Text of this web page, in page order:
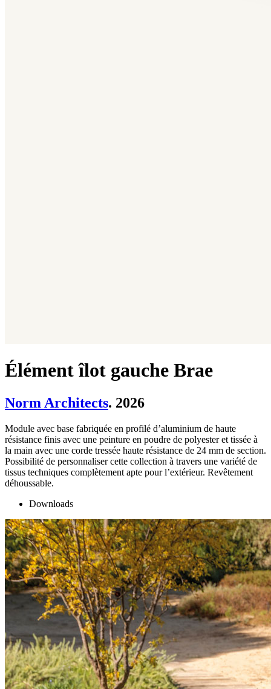
Élément îlot gauche Brae
Norm Architects. 2026
Module avec base fabriquée en profilé d’aluminium de haute
résistance finis avec une peinture en poudre de polyester et tissée à
la main avec une corde tressée haute résistance de 24 mm de section.
Possibilité de personnaliser cette collection à travers une variété de
tissus techniques complètement apte pour l’extérieur. Revêtement
déhoussable.
Downloads